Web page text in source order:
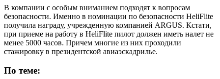
В компании с особым вниманием подходят к вопросам
безопасности. Именно в номинации по безопасности HeliFlite
получила награду, учрежденную компанией ARGUS. Кстати,
при приеме на работу в HeliFlite пилот должен иметь налет не
менее 5000 часов. Причем многие из них проходили
стажировку в президентской авиаэскадрилье.
По теме: